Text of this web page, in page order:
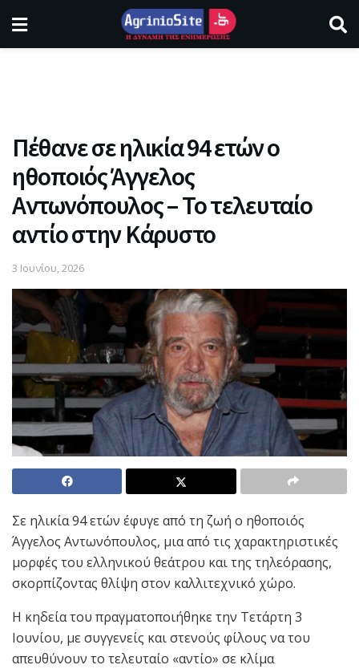
Πέθανε σε ηλικία 94 ετών ο
ηθοποιός Άγγελος
Αντωνόπουλος – Το τελευταίο
αντίο στην Κάρυστο
3 Ιουνίου, 2026
Σε ηλικία 94 ετών έφυγε από τη ζωή ο ηθοποιός
Άγγελος Αντωνόπουλος, μια από τις χαρακτηριστικές
μορφές του ελληνικού θεάτρου και της τηλεόρασης,
σκορπίζοντας θλίψη στον καλλιτεχνικό χώρο.
Η κηδεία του πραγματοποιήθηκε την Τετάρτη 3
Ιουνίου, με συγγενείς και στενούς φίλους να του
απευθύνουν το τελευταίο «αντίο» σε κλίμα